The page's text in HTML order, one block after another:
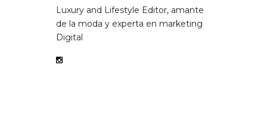
Luxury and Lifestyle Editor, amante
de la moda y experta en marketing
Digital